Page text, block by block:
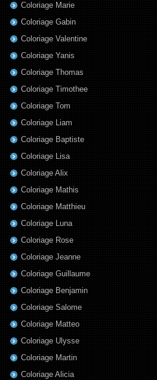
Coloriage Marie
Coloriage Gabin
Coloriage Valentine
Coloriage Yanis
Coloriage Thomas
Coloriage Timothee
Coloriage Tom
Coloriage Liam
Coloriage Baptiste
Coloriage Lisa
Coloriage Alix
Coloriage Mathis
Coloriage Matthieu
Coloriage Luna
Coloriage Rose
Coloriage Jeanne
Coloriage Guillaume
Coloriage Benjamin
Coloriage Salome
Coloriage Matteo
Coloriage Ulysse
Coloriage Martin
Coloriage Alicia